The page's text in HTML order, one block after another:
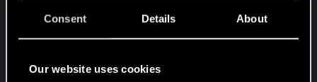
Consent Details About
Our website uses cookies
Матрица реального мира начинает
разрушаться.
Человечество показывает признаки